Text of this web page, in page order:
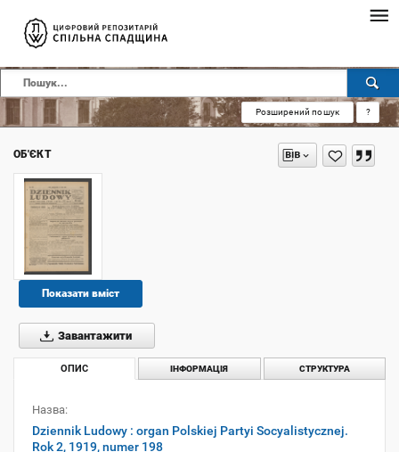
Розширений пошук ?
ОБ'ЄКТ
Показати вміст
Завантажити
ОПИС ІНФОРМАЦІЯ СТРУКТУРА
Назва:
Dziennik Ludowy : organ Polskiej Partyi Socyalistycznej.
Rok 2, 1919, numer 198